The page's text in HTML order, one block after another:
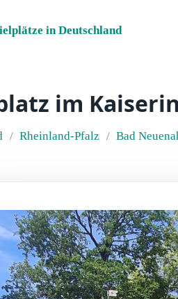
in Deutschland
im
Rheinland-Pfalz Bad